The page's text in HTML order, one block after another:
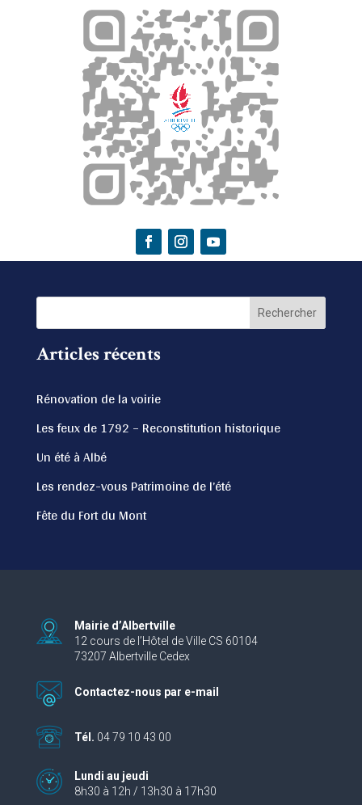
Articles récents
Rénovation de la voirie
Les feux de 1792 – Reconstitution historique
Un été à Albé
Les rendez-vous Patrimoine de l’été
Fête du Fort du Mont
Mairie d’Albertville
12 cours de l’Hôtel de Ville CS 60104
73207 Albertville Cedex
Contactez-nous par e-mail
Tél. 04 79 10 43 00
Lundi au jeudi
8h30 à 12h / 13h30 à 17h30